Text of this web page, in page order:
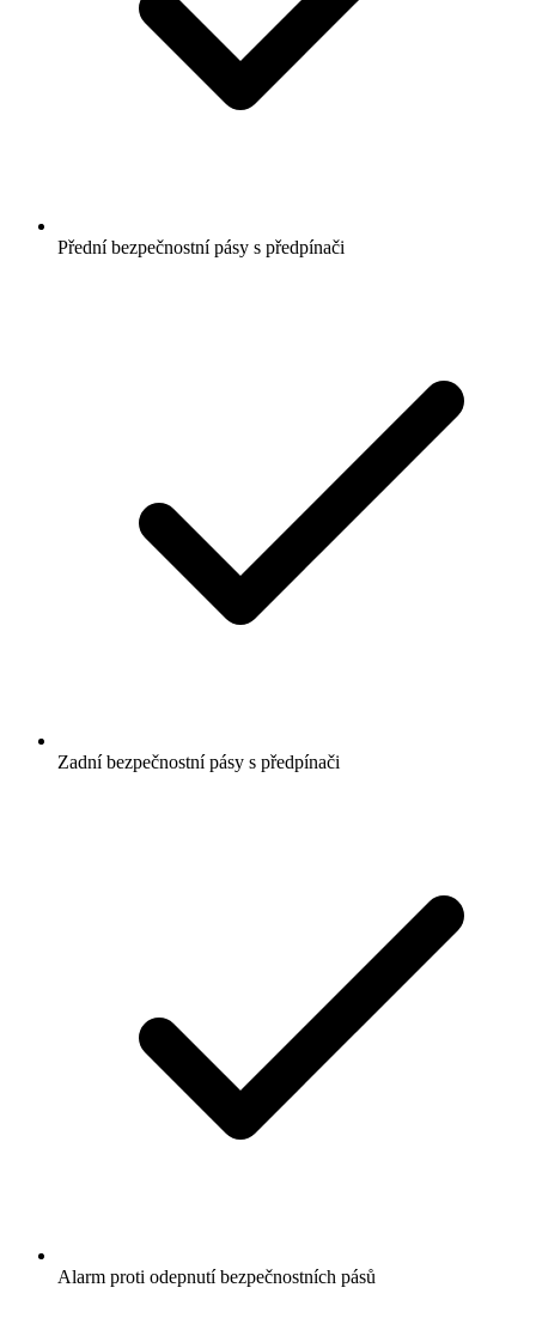
Přední bezpečnostní pásy s předpínači
Zadní bezpečnostní pásy s předpínači
Alarm proti odepnutí bezpečnostních pásů